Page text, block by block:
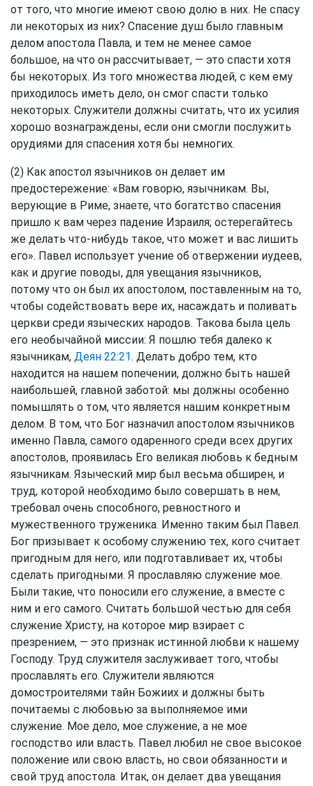
от того, что многие имеют свою долю в них. Не спасу
ли некоторых из них? Спасение душ было главным
делом апостола Павла, и тем не менее самое
большое, на что он рассчитывает, — это спасти хотя
бы некоторых. Из того множества людей, с кем ему
приходилось иметь дело, он смог спасти только
некоторых. Служители должны считать, что их усилия
хорошо вознаграждены, если они смогли послужить
орудиями для спасения хотя бы немногих.
(2) Как апостол язычников он делает им
предостережение: «Вам говорю, язычникам. Вы,
верующие в Риме, знаете, что богатство спасения
пришло к вам через падение Израиля; остерегайтесь
же делать что-нибудь такое, что может и вас лишить
его». Павел использует учение об отвержении иудеев,
как и другие поводы, для увещания язычников,
потому что он был их апостолом, поставленным на то,
чтобы содействовать вере их, насаждать и поливать
церкви среди языческих народов. Такова была цель
его необычайной миссии: Я пошлю тебя далеко к
язычникам, Деян 22:21. Делать добро тем, кто
находится на нашем попечении, должно быть нашей
наибольшей, главной заботой: мы должны особенно
помышлять о том, что является нашим конкретным
делом. В том, что Бог назначил апостолом язычников
именно Павла, самого одаренного среди всех других
апостолов, проявилась Его великая любовь к бедным
язычникам. Языческий мир был весьма обширен, и
труд, которой необходимо было совершать в нем,
требовал очень способного, ревностного и
мужественного труженика. Именно таким был Павел.
Бог призывает к особому служению тех, кого считает
пригодным для него, или подготавливает их, чтобы
сделать пригодными. Я прославляю служение мое.
Были такие, что поносили его служение, а вместе с
ним и его самого. Считать большой честью для себя
служение Христу, на которое мир взирает с
презрением, — это признак истинной любви к нашему
Господу. Труд служителя заслуживает того, чтобы
прославлять его. Служители являются
домостроителями тайн Божиих и должны быть
почитаемы с любовью за выполняемое ими
служение. Мое дело, мое служение, а не мое
господство или власть. Павел любил не свое высокое
положение или свою власть, но свои обязанности и
свой труд апостола. Итак, он делает два увещания